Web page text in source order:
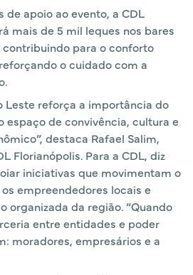
de apoio ao evento, a CDL
mais de 5 mil leques nos bares
para o conforto
o cuidado com a
Leste reforça a importância do
espaço de convivência, cultura e
destaca Rafael Salim,
Florianópolis. Para a CDL, diz
iniciativas que movimentam o
empreendedores locais e
organizada da região. “Quando
entre entidades e poder
moradores, empresários e a